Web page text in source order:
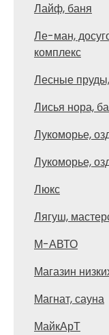
Лайф, баня
Ле-ман,
комплекс
Лесные
Лисья нора,
Лукоморье,
Лукоморье,
Люкс
Лягуш,
М-АВТО
Магазин
Магнат, сауна
МайкАрТ